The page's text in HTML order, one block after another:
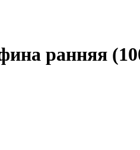
ранняя